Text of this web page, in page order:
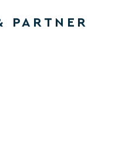
PARTNER